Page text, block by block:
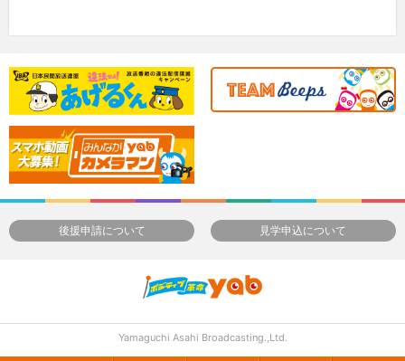
後援申請について 見学申込について
Yamaguchi Asahi Broadcasting.,Ltd.